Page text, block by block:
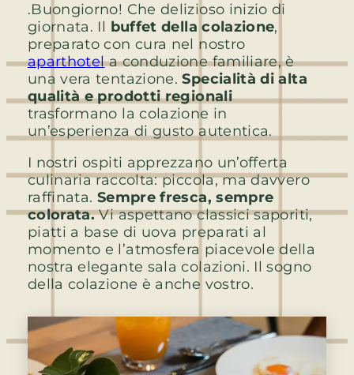
.Buongiorno! Che delizioso inizio di
giornata. Il buffet della colazione,
preparato con cura nel nostro
aparthotela conduzione familiare, è
una vera tentazione.Specialità di alta
qualità e prodotti regionali
trasformano la colazione in
un’esperienza di gusto autentica.
I nostri ospiti apprezzano un’offerta
culinaria raccolta: piccola, ma davvero
raffinata. Sempre fresca, sempre
colorata.Vi aspettano classici saporiti,
piatti a base di uova preparati al
momento e l’atmosfera piacevole della
nostra elegante sala colazioni. Il sogno
della colazione è anche vostro.